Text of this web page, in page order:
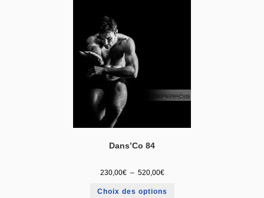
Dans’Co 84
230,00€ – 520,00€
Choix des options